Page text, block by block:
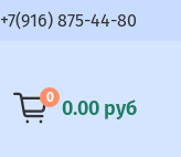
+7(916) 875-44-80
0 0.00 руб